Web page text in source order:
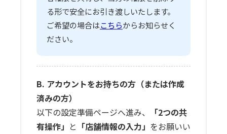
る形で安全にお引き渡しいたします。
ご希望の場合はこちらからお知らせく
ださい。
B. アカウントをお持ちの方（または作成
済みの方）
以下の設定準備ページへ進み、
「2つの共
有操作」 と 「店舗情報の入力」 をお願いい